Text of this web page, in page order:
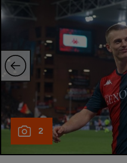
Gimnastică
Auto
Rugby
Ciclism
Alte sporturi
JO 2024
JO 2026
2